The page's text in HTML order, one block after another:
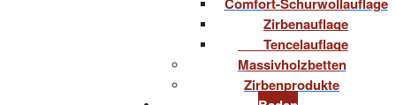
Zirbenauflage
Tencelauflage
Massivholzbetten
Zirbenprodukte